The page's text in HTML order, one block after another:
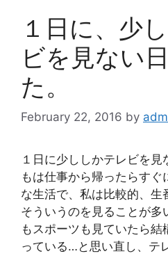
１日に、少
ビを見ない
た。
February 22, 2016 by
１日に少ししかテレビを
もは仕事から帰ったらすぐ
な生活で、私は比較的、生
そういうのを見ることが多
もスポーツも見ていたら
っている…と思い直し、テ